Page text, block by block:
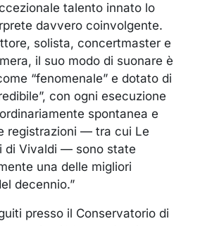
talento innato lo
davvero coinvolgente.
solista, concertmaster e
il suo modo di suonare è
“fenomenale” e dotato di
con ogni esecuzione
spontanea e
registrazioni — tra cui Le
di Vivaldi — sono state
una delle migliori
decennio.”
presso il Conservatorio di